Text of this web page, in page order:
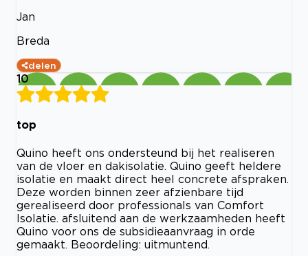
Jan
Breda
delen
10
top
Quino heeft ons ondersteund bij het realiseren
van de vloer en dakisolatie. Quino geeft heldere
isolatie en maakt direct heel concrete afspraken.
Deze worden binnen zeer afzienbare tijd
gerealiseerd door professionals van Comfort
Isolatie. afsluitend aan de werkzaamheden heeft
Quino voor ons de subsidieaanvraag in orde
gemaakt. Beoordeling: uitmuntend.